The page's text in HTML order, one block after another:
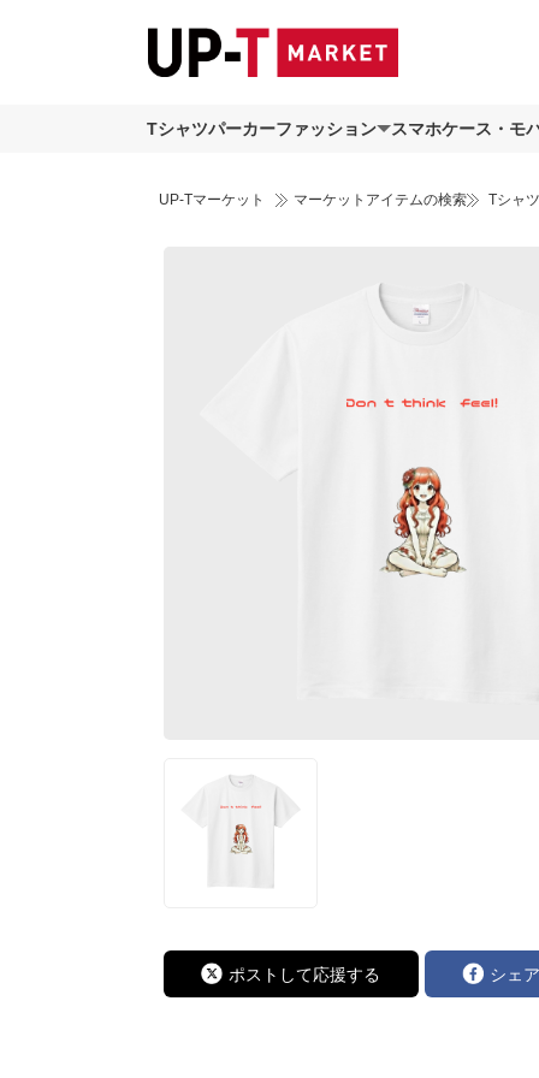
Tシャツパーカーファッション スマホケース・モ
UP-Tマーケット マーケットアイテムの検索 Tシャ
ポストして応援する シェ